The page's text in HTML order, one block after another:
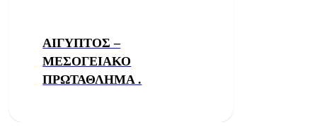
ΑΙΓΥΠΤΟΣ –
ΜΕΣΟΓΕΙΑΚΟ
ΠΡΩΤΑΘΛΗΜΑ .